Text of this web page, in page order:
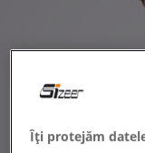
Îți protejăm